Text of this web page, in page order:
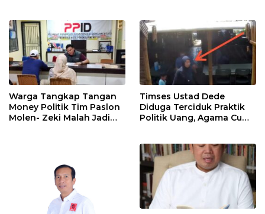
Warga Tangkap Tangan
Money Politik Tim Paslon
Molen- Zeki Malah Jadi
Timses Ustad Dede
Diduga Terciduk Praktik
Politik Uang, Agama Cuma